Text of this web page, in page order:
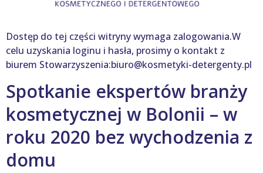
Dostęp do tej części witryny wymaga zalogowania.W
celu uzyskania loginu i hasła, prosimy o kontakt z
biurem Stowarzyszenia:biuro@kosmetyki-detergenty.pl
Spotkanie ekspertów branży
kosmetycznej w Bolonii – w
roku 2020 bez wychodzenia z
domu